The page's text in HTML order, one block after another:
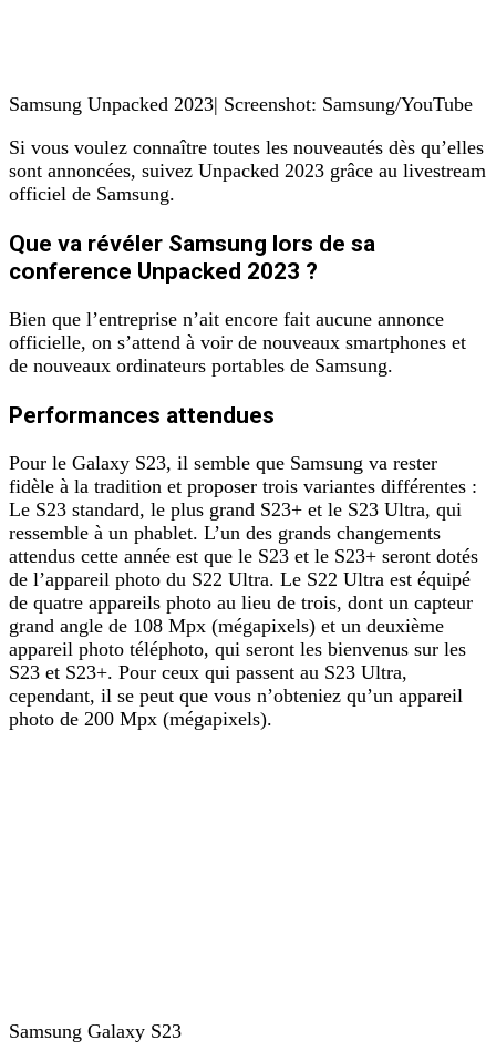
Samsung Unpacked 2023| Screenshot: Samsung/YouTube
Si vous voulez connaître toutes les nouveautés dès qu’elles
sont annoncées, suivez Unpacked 2023 grâce au livestream
officiel de Samsung.
Que va révéler Samsung lors de sa
conference Unpacked 2023 ?
Bien que l’entreprise n’ait encore fait aucune annonce
officielle, on s’attend à voir de nouveaux smartphones et
de nouveaux ordinateurs portables de Samsung.
Performances attendues
Pour le Galaxy S23, il semble que Samsung va rester
fidèle à la tradition et proposer trois variantes différentes :
Le S23 standard, le plus grand S23+ et le S23 Ultra, qui
ressemble à un phablet. L’un des grands changements
attendus cette année est que le S23 et le S23+ seront dotés
de l’appareil photo du S22 Ultra. Le S22 Ultra est équipé
de quatre appareils photo au lieu de trois, dont un capteur
grand angle de 108 Mpx (mégapixels) et un deuxième
appareil photo téléphoto, qui seront les bienvenus sur les
S23 et S23+. Pour ceux qui passent au S23 Ultra,
cependant, il se peut que vous n’obteniez qu’un appareil
photo de 200 Mpx (mégapixels).
Samsung Galaxy S23